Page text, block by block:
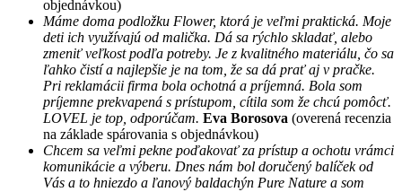
objednávkou)
Máme doma podložku Flower, ktorá je veľmi praktická. Moje
deti ich využívajú od malička. Dá sa rýchlo skladať, alebo
zmeniť veľkost podľa potreby. Je z kvalitného materiálu, čo sa
ľahko čistí a najlepšie je na tom, že sa dá prať aj v pračke.
Pri reklamácii firma bola ochotná a príjemná. Bola som
príjemne prekvapená s prístupom, cítila som že chcú pomôcť.
LOVEL je top, odporúčam. Eva Borosova (overená recenzia
na základe spárovania s objednávkou)
Chcem sa veľmi pekne poďakovať za prístup a ochotu vrámci
komunikácie a výberu. Dnes nám bol doručený balíček od
Vás a to hniezdo a ľanový baldachýn Pure Nature a som